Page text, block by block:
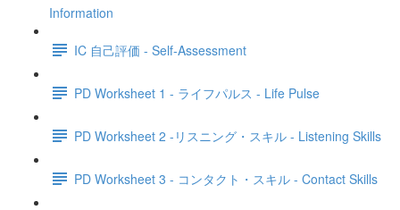
Information
IC 自己評価 - Self-Assessment
PD Worksheet 1 - ライフパルス - Life Pulse
PD Worksheet 2 -リスニング・スキル - Listening Skills
PD Worksheet 3 - コンタクト・スキル - Contact Skills